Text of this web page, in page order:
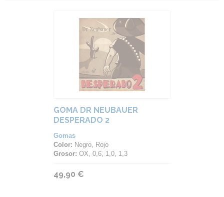
GOMA DR NEUBAUER
DESPERADO 2
Gomas
Color: Negro, Rojo
Grosor: OX, 0,6, 1,0, 1,3
49,90 €